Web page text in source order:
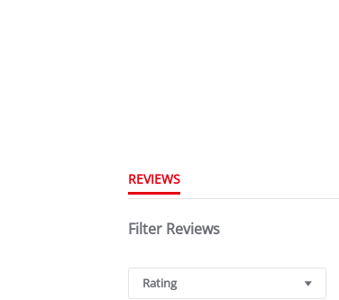
REVIEWS
Filter Reviews
Rating